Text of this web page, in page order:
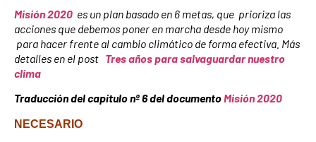
Misión 2020 es un plan basado en 6 metas, que prioriza las
acciones que debemos poner en marcha desde hoy mismo
para hacer frente al cambio climático de forma efectiva. Más
detalles en el post Tres años para salvaguardar nuestro
clima
Traducción del capítulo nº 6 del documentoMisión 2020
N ECESARIO